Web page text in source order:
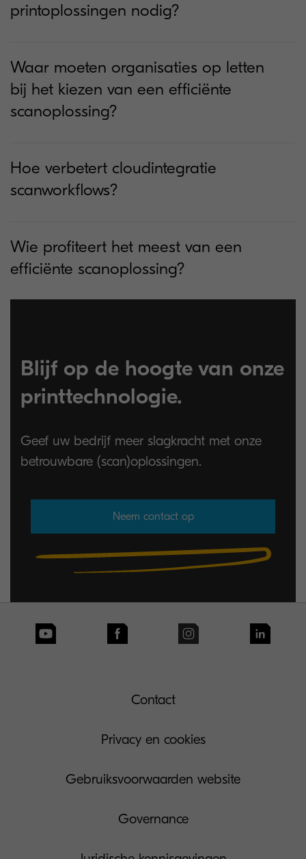
printoplossingen nodig?
Waar moeten organisaties op letten
bij het kiezen van een efficiënte
scanoplossing?
Hoe verbetert cloudintegratie
scanworkflows?
Wie profiteert het meest van een
efficiënte scanoplossing?
Blijf op de hoogte van onze
printtechnologie.
Geef uw bedrijf meer slagkracht met onze
betrouwbare (scan)oplossingen.
Neem contact op
Contact
Privacy en cookies
Gebruiksvoorwaarden website
Governance